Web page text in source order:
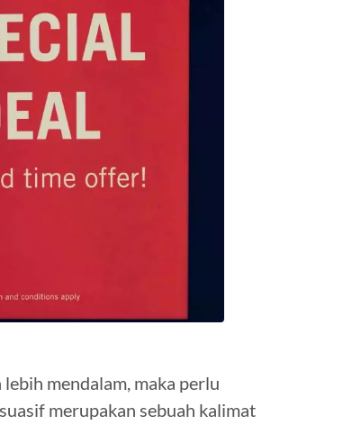
lebih mendalam, maka perlu
merupakan sebuah kalimat